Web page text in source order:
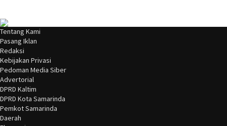
Tentang Kami
Pasang Iklan
Redaksi
Kebijakan Privasi
Pedoman Media Siber
Advertorial
DPRD Kaltim
DPRD Kota Samarinda
Pemkot Samarinda
Daerah